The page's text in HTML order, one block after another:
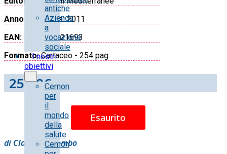
antiche
Azienda
a
vocazione
sociale
I nostri
obiettivi
Cemon
per
il
mondo
della
salute
Cemon
Anno di stampa:2011
EAN: 9788827221693
Formato:Cartaceo - 254 pag.
25.90€
Esaurito
di Claudio Colombo